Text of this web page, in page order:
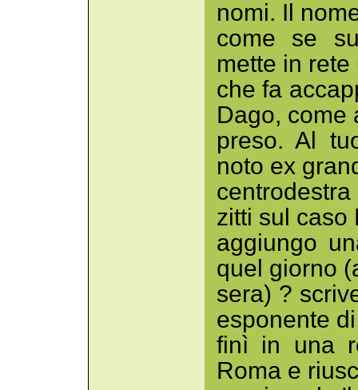
nomi. Il
come se
mette in
che fa
Dago, come
preso. Al
noto ex
zitti sul caso
aggiungo
quel giorno
sera) ?
esponente
finì in una
Roma e